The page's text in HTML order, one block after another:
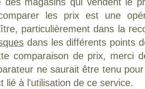
les prix est une
particulièrement dans la
dans les différents points
comparaison de prix, merci
ne saurait être tenu
lié à l'utilisation de ce service.